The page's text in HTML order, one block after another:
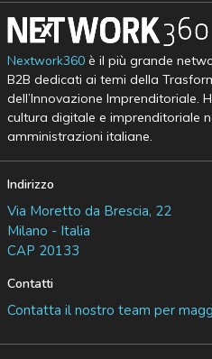
Nextwork360è il più grande
B2B dedicati ai temi della
dell’Innovazione Imprenditoriale.
cultura digitale e imprenditoriale
amministrazioni italiane.
Indirizzo
Via Moretto da Brescia, 22
Milano - Italia
CAP 20133
Contatti
Contatta il nostro team per